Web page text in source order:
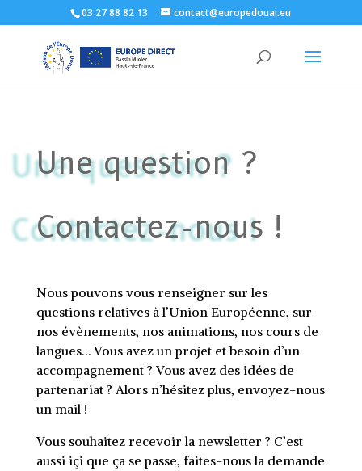
03 27 88 82 13 contact@europedouai.eu
Une question ?
Contactez-nous !
Nous pouvons vous renseigner sur les
questions relatives à l’Union Européenne, sur
nos évènements, nos animations, nos cours de
langues… Vous avez un projet et besoin d’un
accompagnement ? Vous avez des idées de
partenariat ? Alors n’hésitez plus, envoyez-nous
un mail !
Vous souhaitez recevoir la newsletter ? C’est
aussi içi que ça se passe, faites-nous la demande